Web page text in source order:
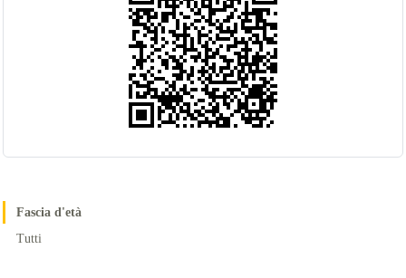
Fascia d'età
Tutti